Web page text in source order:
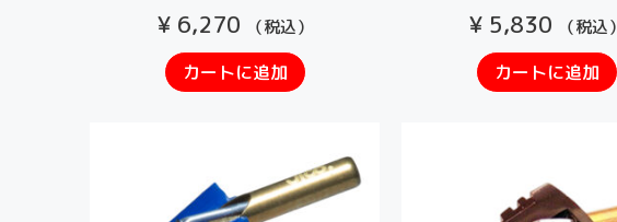
¥6,270 （税込）
カートに追加
¥5,830 （税込）
カートに追加